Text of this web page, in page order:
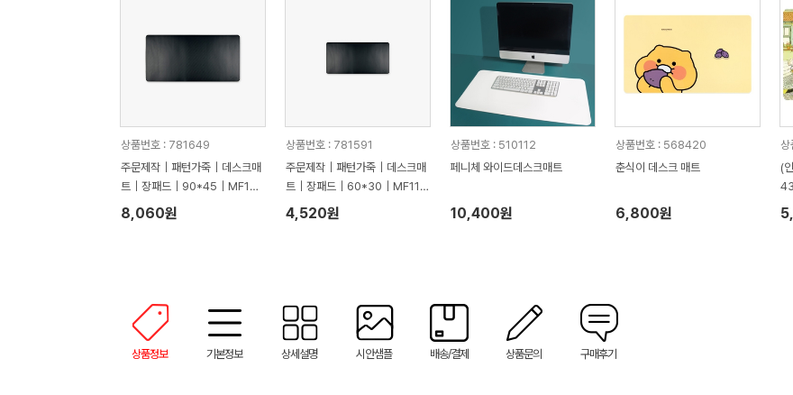
상품번호 : 781649
주문제작｜패턴가죽｜데스크매
트｜장패드｜90*45｜MF133
6
8,060원
상품번호 : 781591
주문제작｜패턴가죽｜데스크매
트｜장패드｜60*30｜MF112
9
4,520원
상품번호 : 510112
페니체 와이드데스크매트
10,400원
상품번호 : 568420
춘식이 데스크 매트
6,800원
(
상품정보 기본정보 상세설명 시안샘플 배송/결제 상품문의 구매후기